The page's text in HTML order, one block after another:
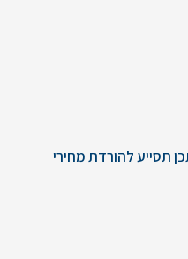
תסייע להורדת מחירי